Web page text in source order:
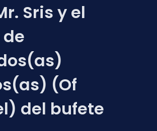
Sris y el
(Of
del bufete